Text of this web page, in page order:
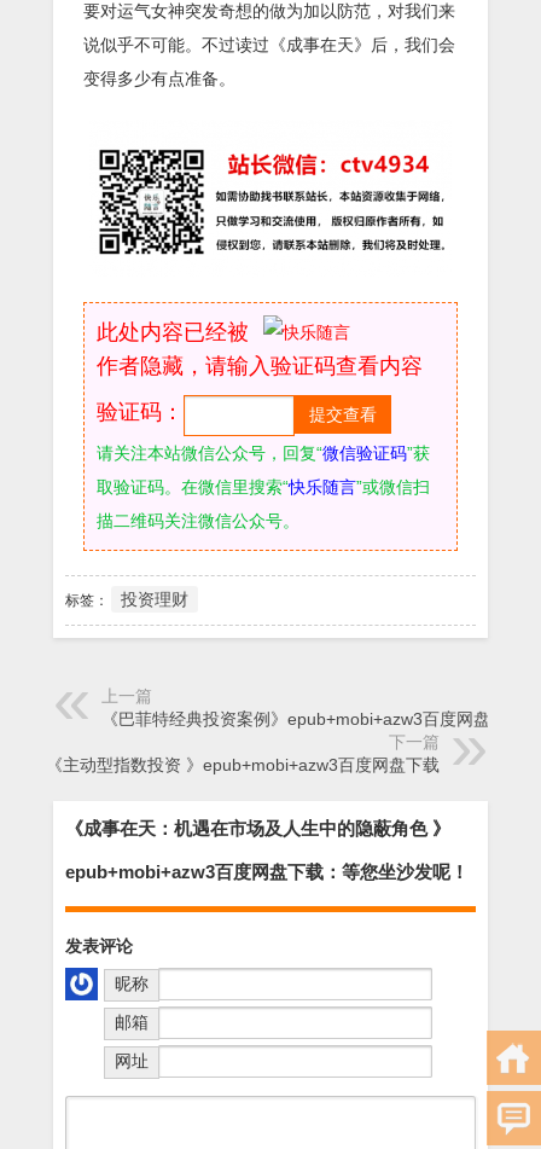
要对运气女神突发奇想的做为加以防范，对我们来
说似乎不可能。不过读过《成事在天》后，我们会
变得多少有点准备。
此处内容已经被
作者隐藏，请输入验证码查看内容
验证码：
请关注本站微信公众号，回复“微信验证码”获
取验证码。在微信里搜索“快乐随言”或微信扫
描二维码关注微信公众号。
标签： 投资理财
上一篇
《巴菲特经典投资案例》epub+mobi+azw3百度网盘下载
下一篇
《主动型指数投资 》epub+mobi+azw3百度网盘下载
《成事在天：机遇在市场及人生中的隐蔽角色 》
epub+mobi+azw3百度网盘下载：等您坐沙发呢！
发表评论
昵称
邮箱
网址